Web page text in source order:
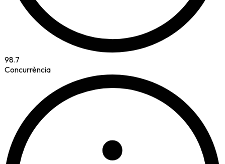
98.7
Concurrència